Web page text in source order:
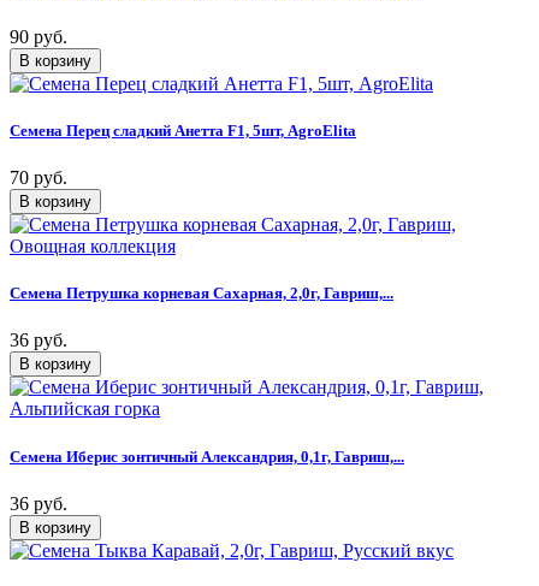
90 руб.
Семена Перец сладкий Анетта F1, 5шт, AgroElita
70 руб.
Семена Петрушка корневая Сахарная, 2,0г, Гавриш,...
36 руб.
Семена Иберис зонтичный Александрия, 0,1г, Гавриш,...
36 руб.